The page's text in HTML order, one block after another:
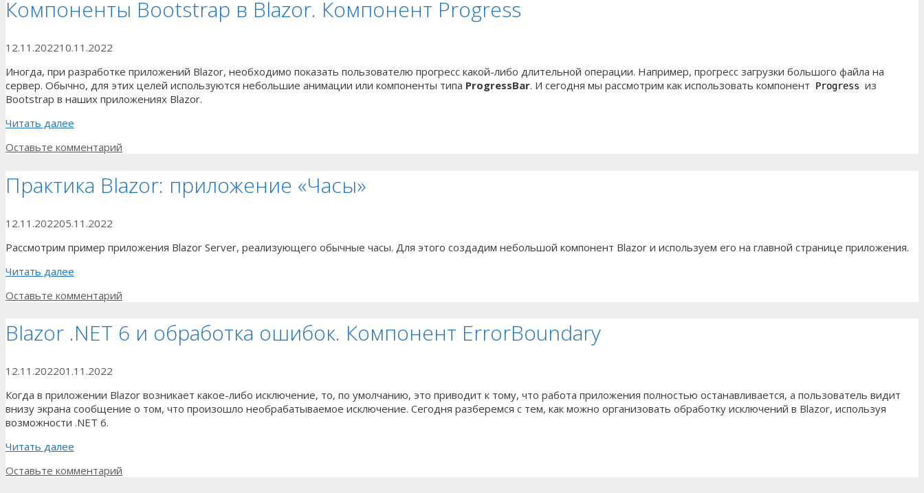
Компоненты Bootstrap в Blazor. Компонент Progress
12.11.202210.11.2022
Иногда, при разработке приложений Blazor, необходимо показать пользователю прогресс какой-либо длительной операции. Например, прогресс загрузки большого файла на
сервер. Обычно, для этих целей используются небольшие анимации или компоненты типа ProgressBar. И сегодня мы рассмотрим как использовать компонент Progress из
Bootstrap в наших приложениях Blazor.
Читать далее
Оставьте комментарий
Практика Blazor: приложение «Часы»
12.11.202205.11.2022
Рассмотрим пример приложения Blazor Server, реализующего обычные часы. Для этого создадим небольшой компонент Blazor и используем его на главной странице приложения.
Читать далее
Оставьте комментарий
Blazor .NET 6 и обработка ошибок. Компонент ErrorBoundary
12.11.202201.11.2022
Когда в приложении Blazor возникает какое-либо исключение, то, по умолчанию, это приводит к тому, что работа приложения полностью останавливается, а пользователь видит
внизу экрана сообщение о том, что произошло необрабатываемое исключение. Сегодня разберемся с тем, как можно организовать обработку исключений в Blazor, используя
возможности .NET 6.
Читать далее
Оставьте комментарий